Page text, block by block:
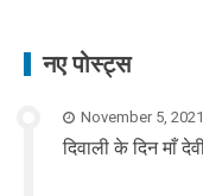
नए पोस्ट्स
November 5, 2021
दिवाली के दिन माँ